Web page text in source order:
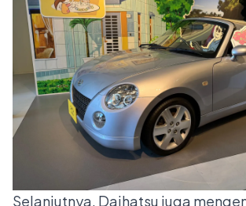
Selanjutnya, Daihatsu juga